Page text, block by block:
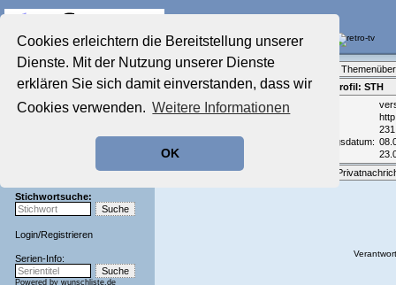
Cookies erleichtern die Bereitstellung unserer
Dienste. Mit der Nutzung unserer Dienste
erklären Sie sich damit einverstanden, dass wir
Cookies verwenden. Weitere Informationen
OK
Startseite
Aktuelles Forum
Film-Forum
Zeichentrick-Forum
Stichwortsuche:
Login/Registrieren
Serien-Info:
Powered by wunschliste.de
Teilnehmerprofil: STH
Email:
Homepage:
231
Registrierungsdatum: